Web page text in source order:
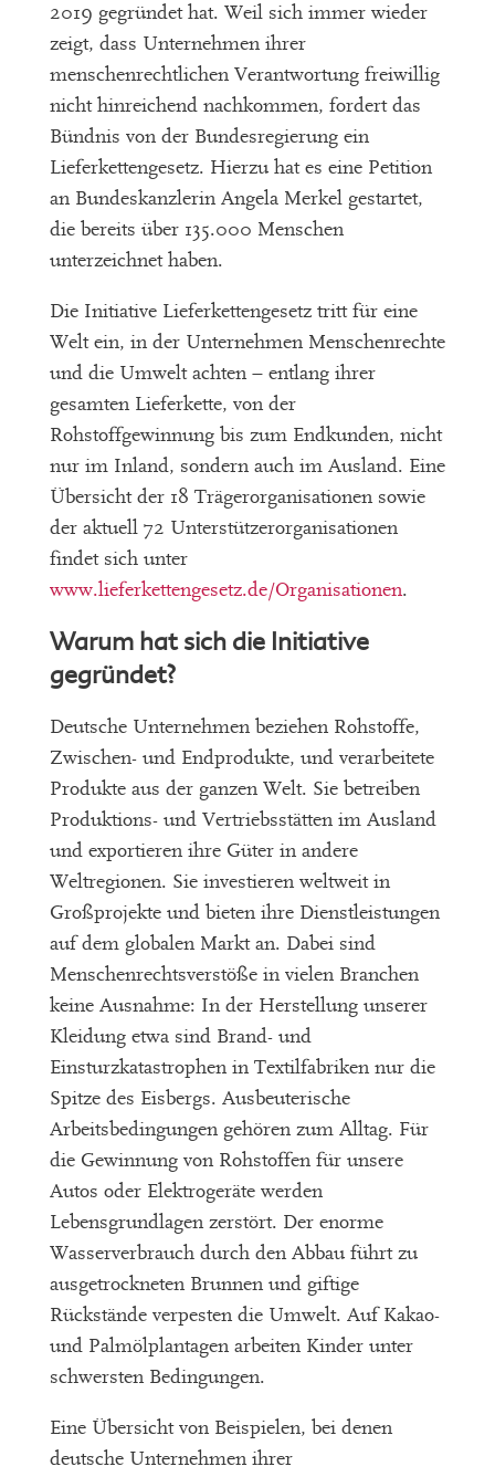
2019 gegründet hat. Weil sich immer wieder
zeigt, dass Unternehmen ihrer
menschenrechtlichen Verantwortung freiwillig
nicht hinreichend nachkommen, fordert das
Bündnis von der Bundesregierung ein
Lieferkettengesetz. Hierzu hat es eine Petition
an Bundeskanzlerin Angela Merkel gestartet,
die bereits über 135.000 Menschen
unterzeichnet haben.
Die Initiative Lieferkettengesetz tritt für eine
Welt ein, in der Unternehmen Menschenrechte
und die Umwelt achten – entlang ihrer
gesamten Lieferkette, von der
Rohstoffgewinnung bis zum Endkunden, nicht
nur im Inland, sondern auch im Ausland. Eine
Übersicht der 18 Trägerorganisationen sowie
der aktuell 72 Unterstützerorganisationen
findet sich unter
www.lieferkettengesetz.de/Organisationen.
Warum hat sich die Initiative
gegründet?
Deutsche Unternehmen beziehen Rohstoffe,
Zwischen- und Endprodukte, und verarbeitete
Produkte aus der ganzen Welt. Sie betreiben
Produktions- und Vertriebsstätten im Ausland
und exportieren ihre Güter in andere
Weltregionen. Sie investieren weltweit in
Großprojekte und bieten ihre Dienstleistungen
auf dem globalen Markt an. Dabei sind
Menschenrechtsverstöße in vielen Branchen
keine Ausnahme: In der Herstellung unserer
Kleidung etwa sind Brand- und
Einsturzkatastrophen in Textilfabriken nur die
Spitze des Eisbergs. Ausbeuterische
Arbeitsbedingungen gehören zum Alltag. Für
die Gewinnung von Rohstoffen für unsere
Autos oder Elektrogeräte werden
Lebensgrundlagen zerstört. Der enorme
Wasserverbrauch durch den Abbau führt zu
ausgetrockneten Brunnen und giftige
Rückstände verpesten die Umwelt. Auf Kakao-
und Palmölplantagen arbeiten Kinder unter
schwersten Bedingungen.
Eine Übersicht von Beispielen, bei denen
deutsche Unternehmen ihrer